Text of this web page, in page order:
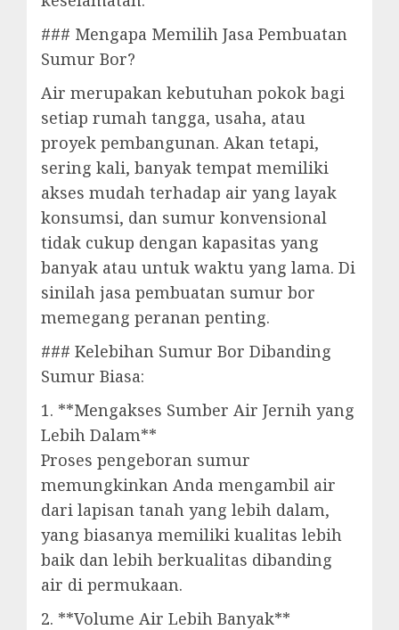
### Mengapa Memilih Jasa Pembuatan
Sumur Bor?
Air merupakan kebutuhan pokok bagi
setiap rumah tangga, usaha, atau
proyek pembangunan. Akan tetapi,
sering kali, banyak tempat memiliki
akses mudah terhadap air yang layak
konsumsi, dan sumur konvensional
tidak cukup dengan kapasitas yang
banyak atau untuk waktu yang lama. Di
sinilah jasa pembuatan sumur bor
memegang peranan penting.
### Kelebihan Sumur Bor Dibanding
Sumur Biasa:
1. **Mengakses Sumber Air Jernih yang
Lebih Dalam**
Proses pengeboran sumur
memungkinkan Anda mengambil air
dari lapisan tanah yang lebih dalam,
yang biasanya memiliki kualitas lebih
baik dan lebih berkualitas dibanding
air di permukaan.
2. **Volume Air Lebih Banyak**